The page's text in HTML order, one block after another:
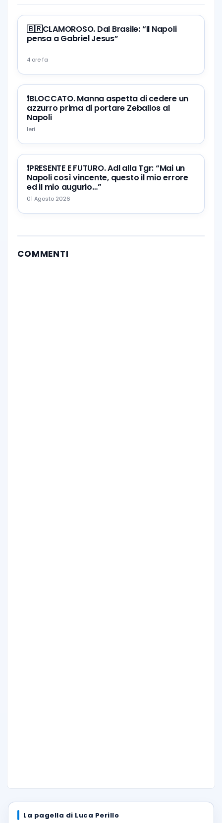
🇧🇷CLAMOROSO. Dal Brasile: “Il Napoli
pensa a Gabriel Jesus”
4 ore fa
❗️BLOCCATO. Manna aspetta di cedere un
azzurro prima di portare Zeballos al
Napoli
Ieri
❗️PRESENTE E FUTURO. Adl alla Tgr: “Mai un
Napoli così vincente, questo il mio errore
ed il mio augurio…”
01 Agosto 2026
COMMENTI
La pagella di Luca Perillo